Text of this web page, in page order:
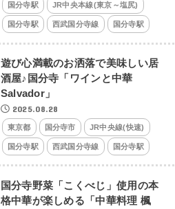
国分寺駅 JR中央本線(東京～塩尻)
国分寺駅 西武国分寺線 国分寺駅
遊び心満載のお洒落で美味しい居
酒屋♪国分寺「ワインと中華
Salvador」
2025.08.28
東京都 国分寺市 JR中央線(快速)
国分寺駅 西武国分寺線 国分寺駅
国分寺野菜「こくべじ」使用の本
格中華が楽しめる「中華料理 楓